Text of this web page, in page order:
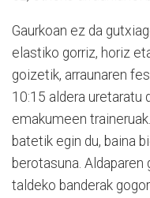
Gaurkoan ez da
elastiko gorriz, horiz
goizetik, arraunaren
10:15 aldera uretaratu
emakumeen
batetik egin du, baina
berotasuna.
taldeko banderak